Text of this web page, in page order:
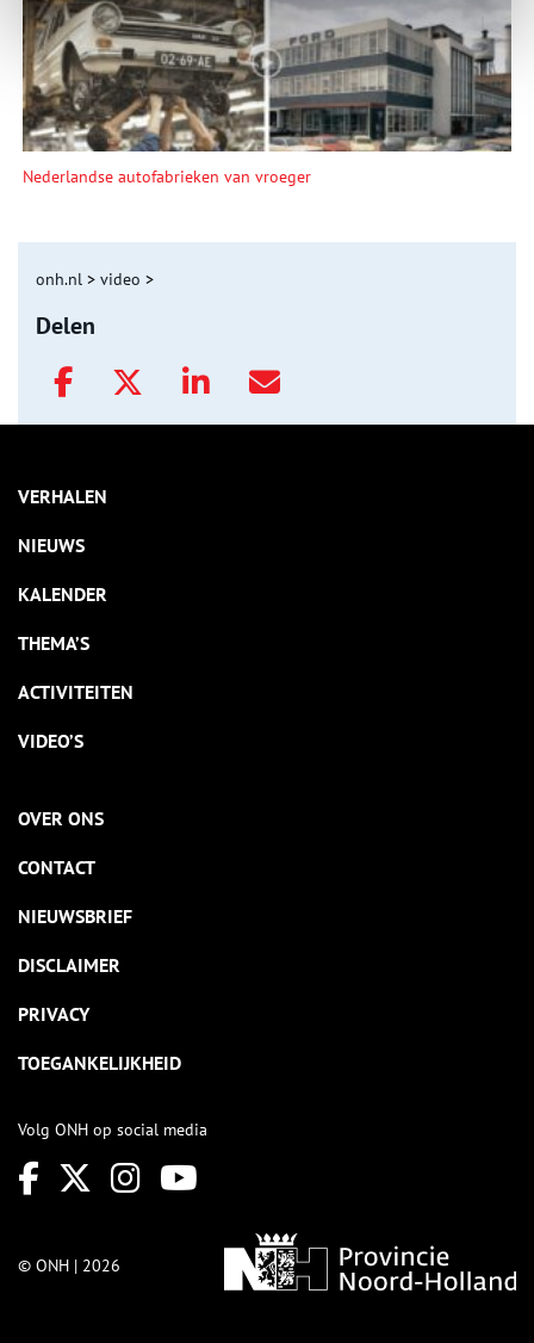
Nederlandse autofabrieken van vroeger
onh.nl > video >
Delen
VERHALEN
NIEUWS
KALENDER
THEMA’S
ACTIVITEITEN
VIDEO’S
OVER ONS
CONTACT
NIEUWSBRIEF
DISCLAIMER
PRIVACY
TOEGANKELIJKHEID
Volg ONH op social media
© ONH | 2026